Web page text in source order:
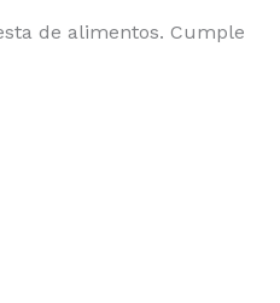
de alimentos. Cumple